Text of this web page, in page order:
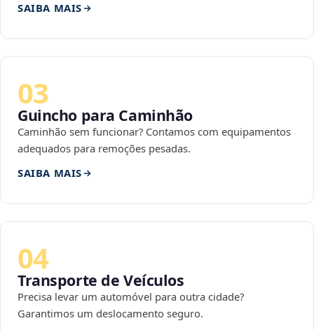
SAIBA MAIS
03
Guincho para Caminhão
Caminhão sem funcionar? Contamos com equipamentos
adequados para remoções pesadas.
SAIBA MAIS
04
Transporte de Veículos
Precisa levar um automóvel para outra cidade?
Garantimos um deslocamento seguro.